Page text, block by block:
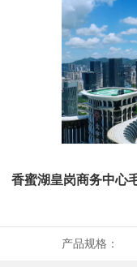
香蜜湖皇岗商务中心
产品规格：